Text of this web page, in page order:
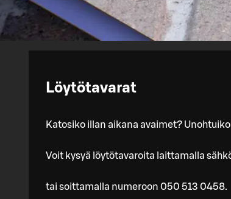
Löytötavarat
Katosiko illan aikana avaimet?
Voit kysyä löytötavaroita laittamalla
tai soittamalla numeroon 050 513 0458.